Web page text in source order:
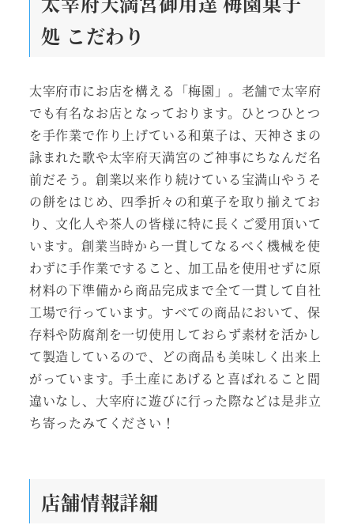
処 こだわり
太宰府市にお店を構える「梅園」。老舗で太宰府
でも有名なお店となっております。ひとつひとつ
を手作業で作り上げている和菓子は、天神さまの
詠まれた歌や太宰府天満宮のご神事にちなんだ名
前だそう。創業以来作り続けている宝満山やうそ
の餅をはじめ、四季折々の和菓子を取り揃えてお
り、文化人や茶人の皆様に特に長くご愛用頂いて
います。創業当時から一貫してなるべく機械を使
わずに手作業ですること、加工品を使用せずに原
材料の下準備から商品完成まで全て一貫して自社
工場で行っています。すべての商品において、保
存料や防腐剤を一切使用しておらず素材を活かし
て製造しているので、どの商品も美味しく出来上
がっています。手土産にあげると喜ばれること間
違いなし、大宰府に遊びに行った際などは是非立
ち寄ったみてください！
店舗情報詳細